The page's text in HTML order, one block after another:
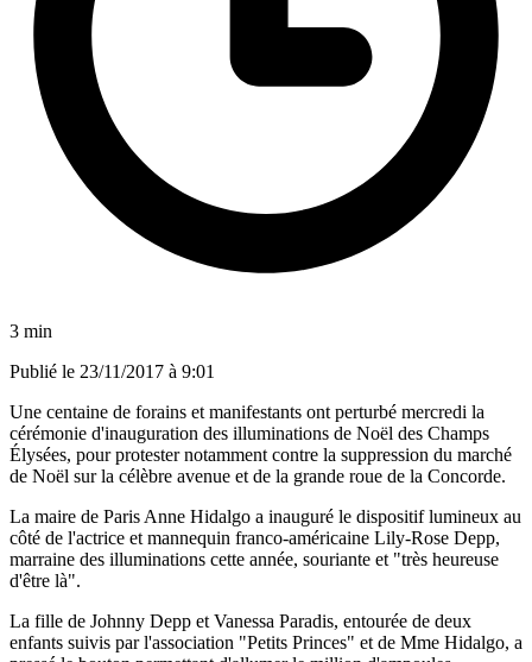
3 min
Publié le 23/11/2017 à 9:01
Une centaine de forains et manifestants ont perturbé mercredi la
cérémonie d'inauguration des illuminations de Noël des Champs
Élysées, pour protester notamment contre la suppression du marché
de Noël sur la célèbre avenue et de la grande roue de la Concorde.
La maire de Paris Anne Hidalgo a inauguré le dispositif lumineux au
côté de l'actrice et mannequin franco-américaine Lily-Rose Depp,
marraine des illuminations cette année, souriante et "très heureuse
d'être là".
La fille de Johnny Depp et Vanessa Paradis, entourée de deux
enfants suivis par l'association "Petits Princes" et de Mme Hidalgo, a